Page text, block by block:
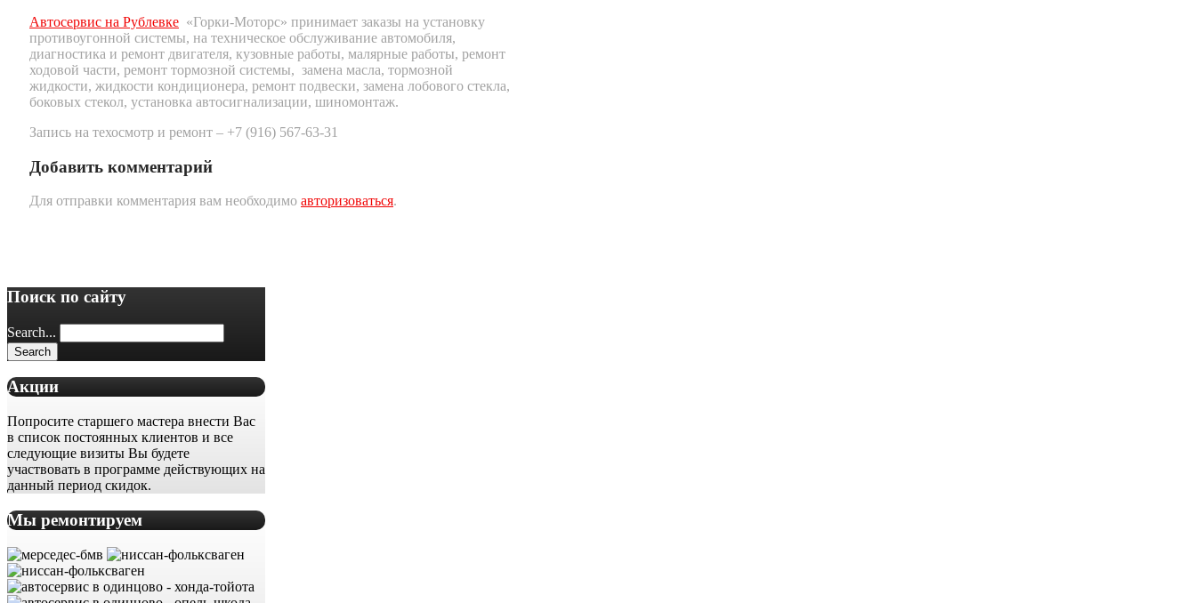
Автосервис на Рублевке «Горки-Моторс» принимает заказы на установку
противоугонной системы, на техническое обслуживание автомобиля,
диагностика и ремонт двигателя, кузовные работы, малярные работы, ремонт
ходовой части, ремонт тормозной системы, замена масла, тормозной
жидкости, жидкости кондиционера, ремонт подвески, замена лобового стекла,
боковых стекол, установка автосигнализации, шиномонтаж.
Запись на техосмотр и ремонт – +7 (916) 567-63-31
Добавить комментарий
Для отправки комментария вам необходимо авторизоваться.
Поиск по сайту
Search...
Акции
Попросите старшего мастера внести Вас
в список постоянных клиентов и все
следующие визиты Вы будете
участвовать в программе действующих на
данный период скидок.
Мы ремонтируем